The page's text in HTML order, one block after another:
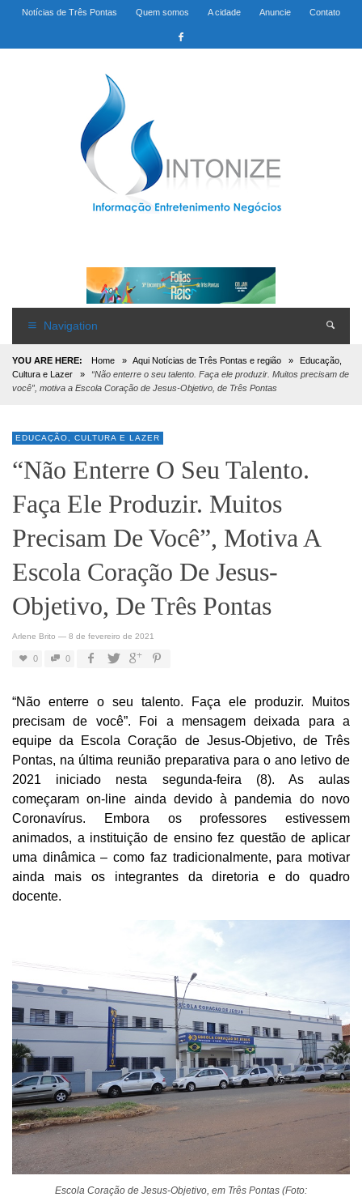
Notícias de Três Pontas Quem somos A cidade Anuncie Contato
Navigation
YOU ARE HERE: Home » Aqui Notícias de Três Pontas e região »
Educação,
Cultura e Lazer
»
“Não enterre o seu talento. Faça ele produzir. Muitos precisam de
você”, motiva a Escola Coração de Jesus-Objetivo, de Três Pontas
EDUCAÇÃO, CULTURA E LAZER
“Não Enterre O Seu Talento.
Faça Ele Produzir. Muitos
Precisam De Você”, Motiva A
Escola Coração De Jesus-
Objetivo, De Três Pontas
Arlene Brito — 8 de fevereiro de 2021
0 0
“Não enterre o seu talento. Faça ele produzir. Muitos
precisam de você”. Foi a mensagem deixada para a
equipe da Escola Coração de Jesus-Objetivo, de Três
Pontas, na última reunião preparativa para o ano letivo de
2021 iniciado nesta segunda-feira (8). As aulas
começaram on-line ainda devido à pandemia do novo
Coronavírus. Embora os professores estivessem
animados, a instituição de ensino fez questão de aplicar
uma dinâmica – como faz tradicionalmente, para motivar
ainda mais os integrantes da diretoria e do quadro
docente.
Escola Coração de Jesus-Objetivo, em Três Pontas (Foto: